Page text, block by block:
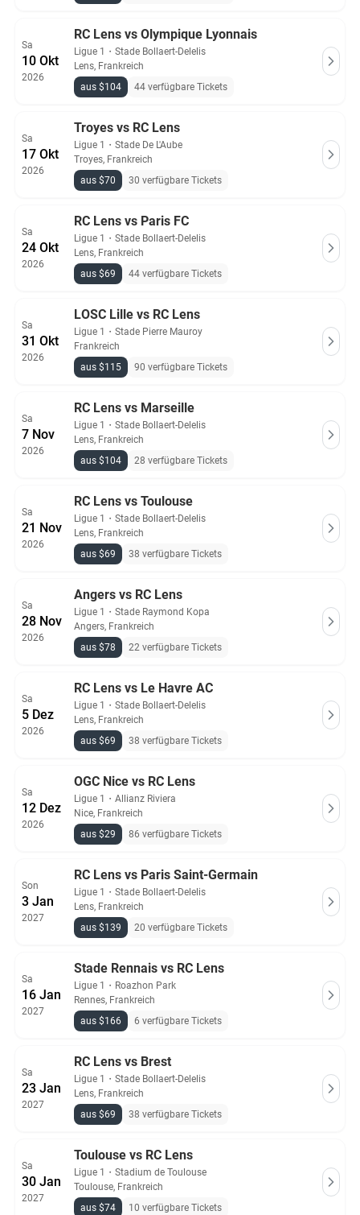
Sa
10 Okt
2026
RC Lens vs Olympique Lyonnais
Ligue 1 ・ Stade Bollaert-Delelis
Lens, Frankreich
aus $104
44 verfügbare Tickets
Sa
17 Okt
2026
Troyes vs RC Lens
Ligue 1 ・ Stade De L'Aube
Troyes, Frankreich
aus $70
30 verfügbare Tickets
Sa
24 Okt
2026
RC Lens vs Paris FC
Ligue 1 ・ Stade Bollaert-Delelis
Lens, Frankreich
aus $69
44 verfügbare Tickets
Sa
31 Okt
2026
LOSC Lille vs RC Lens
Ligue 1 ・ Stade Pierre Mauroy
Frankreich
aus $115
90 verfügbare Tickets
Sa
7 Nov
2026
RC Lens vs Marseille
Ligue 1 ・ Stade Bollaert-Delelis
Lens, Frankreich
aus $104
28 verfügbare Tickets
Sa
21 Nov
2026
RC Lens vs Toulouse
Ligue 1 ・ Stade Bollaert-Delelis
Lens, Frankreich
aus $69
38 verfügbare Tickets
Sa
28 Nov
2026
Angers vs RC Lens
Ligue 1 ・ Stade Raymond Kopa
Angers, Frankreich
aus $78
22 verfügbare Tickets
Sa
5 Dez
2026
RC Lens vs Le Havre AC
Ligue 1 ・ Stade Bollaert-Delelis
Lens, Frankreich
aus $69
38 verfügbare Tickets
Sa
12 Dez
2026
OGC Nice vs RC Lens
Ligue 1 ・ Allianz Riviera
Nice, Frankreich
aus $29
86 verfügbare Tickets
Son
3 Jan
2027
RC Lens vs Paris Saint-Germain
Ligue 1 ・ Stade Bollaert-Delelis
Lens, Frankreich
aus $139
20 verfügbare Tickets
Sa
16 Jan
2027
Stade Rennais vs RC Lens
Ligue 1 ・ Roazhon Park
Rennes, Frankreich
aus $166
6 verfügbare Tickets
Sa
23 Jan
2027
RC Lens vs Brest
Ligue 1 ・ Stade Bollaert-Delelis
Lens, Frankreich
aus $69
38 verfügbare Tickets
Sa
30 Jan
2027
Toulouse vs RC Lens
Ligue 1 ・ Stadium de Toulouse
Toulouse, Frankreich
aus $74
10 verfügbare Tickets